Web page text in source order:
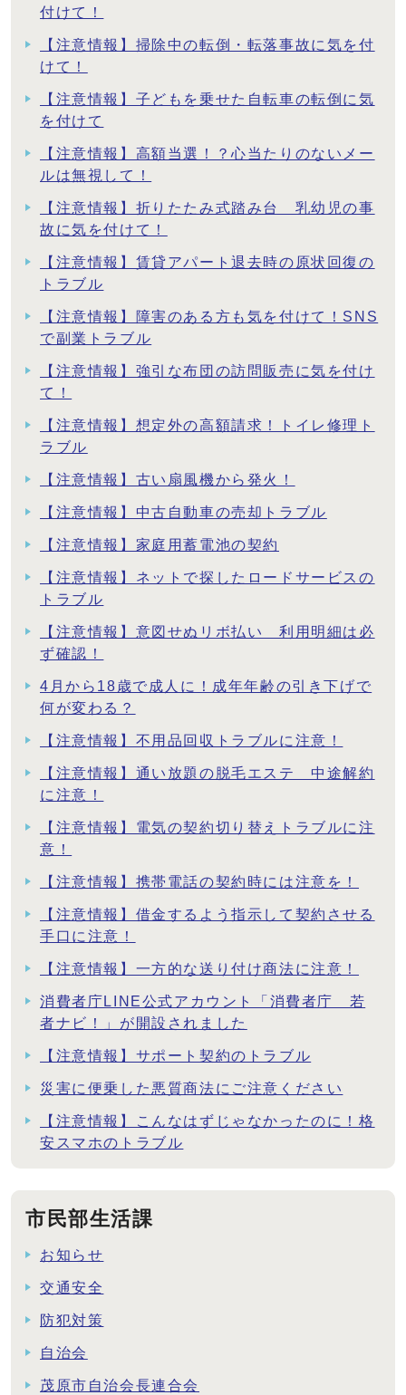
付けて！
【注意情報】掃除中の転倒・転落事故に気を付
けて！
【注意情報】子どもを乗せた自転車の転倒に気
を付けて
【注意情報】高額当選！？心当たりのないメー
ルは無視して！
【注意情報】折りたたみ式踏み台 乳幼児の事
故に気を付けて！
【注意情報】賃貸アパート退去時の原状回復の
トラブル
【注意情報】障害のある方も気を付けて！SNS
で副業トラブル
【注意情報】強引な布団の訪問販売に気を付け
て！
【注意情報】想定外の高額請求！トイレ修理ト
ラブル
【注意情報】古い扇風機から発火！
【注意情報】中古自動車の売却トラブル
【注意情報】家庭用蓄電池の契約
【注意情報】ネットで探したロードサービスの
トラブル
【注意情報】意図せぬリボ払い 利用明細は必
ず確認！
4月から18歳で成人に！成年年齢の引き下げで
何が変わる？
【注意情報】不用品回収トラブルに注意！
【注意情報】通い放題の脱毛エステ 中途解約
に注意！
【注意情報】電気の契約切り替えトラブルに注
意！
【注意情報】携帯電話の契約時には注意を！
【注意情報】借金するよう指示して契約させる
手口に注意！
【注意情報】一方的な送り付け商法に注意！
消費者庁LINE公式アカウント「消費者庁 若
者ナビ！」が開設されました
【注意情報】サポート契約のトラブル
災害に便乗した悪質商法にご注意ください
【注意情報】こんなはずじゃなかったのに！格
安スマホのトラブル
市民部生活課
お知らせ
交通安全
防犯対策
自治会
茂原市自治会長連合会